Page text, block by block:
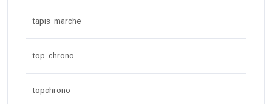
tapis marche
top chrono
topchrono